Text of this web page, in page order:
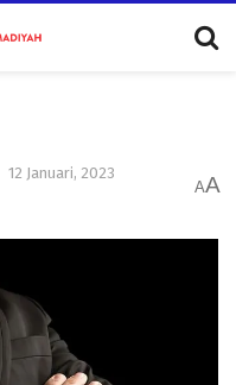
12 Januari, 2023
AA